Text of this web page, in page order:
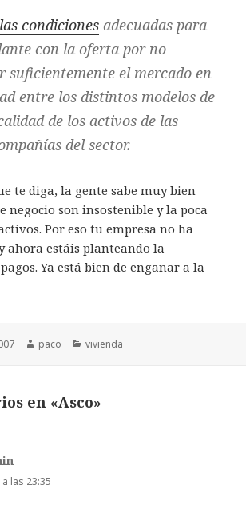
condiciones adecuadas para
con la oferta por no
suficientemente el mercado en
entre los distintos modelos de
de los activos de las
del sector.
te diga, la gente sabe muy bien
negocio son insostenible y la poca
Por eso tu empresa no ha
ahora estáis planteando la
Ya está bien de engañar a la
Autor
paco Categorías
vivienda
en «Asco»
las 23:35